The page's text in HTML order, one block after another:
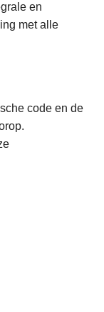
en
met alle
code en de